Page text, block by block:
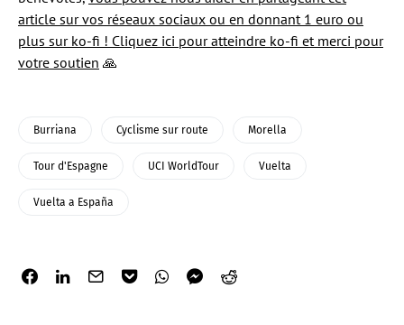
article sur vos réseaux sociaux ou en donnant 1 euro ou
plus sur ko-fi ! Cliquez ici pour atteindre ko-fi et merci pour
votre soutien 🙏
Burriana Cyclisme sur route Morella
Tour d'Espagne UCI WorldTour Vuelta
Vuelta a España